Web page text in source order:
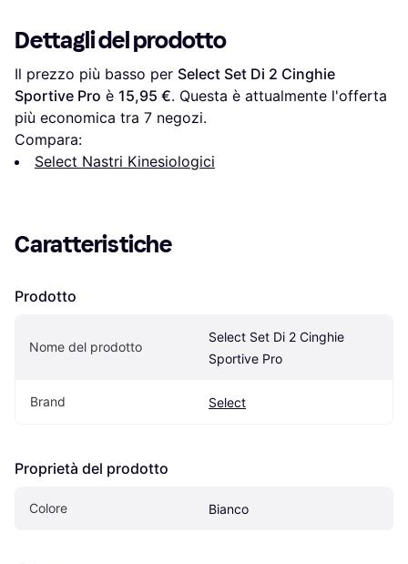
Dettagli del prodotto
Il prezzo più basso per Select Set Di 2 Cinghie
Sportive Pro è 15,95 €. Questa è attualmente l'offerta
più economica tra 7 negozi.
Compara:
Select Nastri Kinesiologici
Caratteristiche
Prodotto
Nome del prodotto
Select Set Di 2 Cinghie
Sportive Pro
Brand Select
Proprietà del prodotto
Colore Bianco